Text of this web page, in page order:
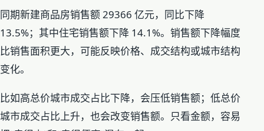
同期新建商品房销售额 29366 亿元，同比下降
13.5%；其中住宅销售额下降 14.1%。销售额下降幅度
比销售面积更大，可能反映价格、成交结构或城市结构
变化。
比如高总价城市成交占比下降，会压低销售额；低总价
城市成交占比上升，也会改变销售额。只看金额，容易